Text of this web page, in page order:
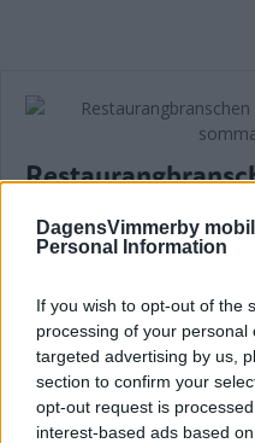
DagensVimmerby
Personal Information
If you wish to opt-out of the
processing of your
targeted advertising by us,
section to confirm your
opt-out request is
interest-based ads based
NYHETER 06 februari 2024 18.00
Läs in
SENASTE